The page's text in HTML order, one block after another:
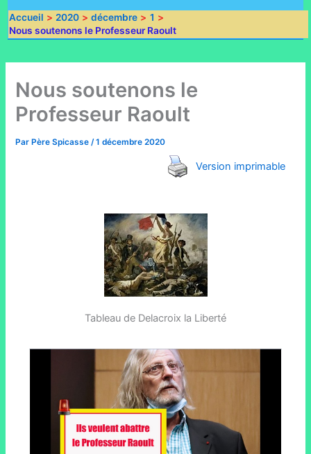
Accueil 2020 décembre
1
Nous soutenons le Professeur Raoult
Nous soutenons le
Professeur Raoult
Par Père Spicasse/1 décembre 2020
Version imprimable
Tableau de Delacroix la Liberté